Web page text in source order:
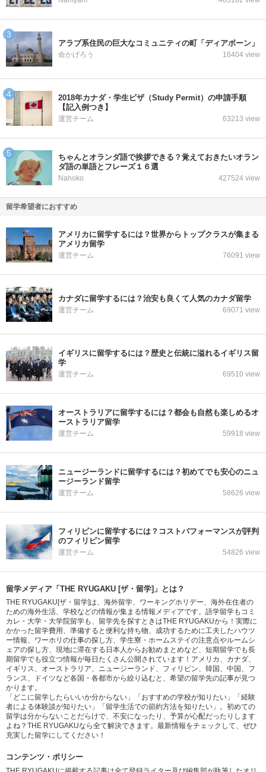
アラブ系住民の巨大なコミュニティの町「ディアボーン」
命かげろう 16404 view
2018年カナダ・学生ビザ（Study Permit）の申請手順
【記入例つき】
運営チーム 63213 view
ちゃんとオランダ語で挨拶できる？覚えておきたいオラン
ダ語の単語とフレーズ１６選
Nahoko 427524 view
留学希望者におすすめ
アメリカに留学するには？世界からトップクラスが集まる
アメリカ留学
運営チーム 76091 view
カナダに留学するには？治安も良くて人気のカナダ留学
運営チーム 69071 view
イギリスに留学するには？歴史と伝統に溢れるイギリス留
学
運営チーム 69510 view
オーストラリアに留学するには？都会も自然も楽しめるオ
ーストラリア留学
運営チーム 59918 view
ニュージーランドに留学するには？初めてでも安心のニュ
ージーランド留学
運営チーム 58626 view
フィリピンに留学するには？コストパフォーマンスが評判
のフィリピン留学
運営チーム 54826 view
留学メディア「THE RYUGAKU [ザ・留学]」とは？
THE RYUGAKU[ザ・留学]は、海外留学、ワーキングホリデー、海外在住者の
ための海外生活、学校などの情報が集まる情報メディアです。語学留学もコミ
カレ・大学・大学院留学も、留学先を探すときはTHE RYUGAKUから！実際に
かかった留学費用、準備すると便利な持ち物、成功するために工夫したハウツ
ー情報、ワーホリの仕事の探し方、学生寮・ホームステイの注意点やルームシ
ェアの探し方、現地に滞在する日本人からお勧めまとめなど、短期留学でも長
期留学でも役立つ情報が毎日たくさん公開されています！アメリカ、カナダ、
イギリス、オーストラリア、ニュージーランド、フィリピン、韓国、中国、フ
ランス、ドイツなど各国・各都市から絞り込むと、希望の留学先の記事が見つ
かります。
「どこに留学したらいいか分からない」「おすすめの学校が知りたい」「経験
者による体験談が知りたい」「留学生活での節約方法を知りたい」。初めての
留学は分からないことだらけで、不安になったり、予算が心配だったりします
よね？THE RYUGAKUなら全て解決できます。最新情報をチェックして、ぜひ
充実した留学にしてください！
コンテンツ・ポリシー